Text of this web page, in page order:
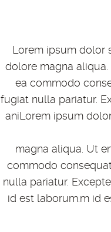
Lorem ipsum dolor
dolore magna
ea commodo
fugiat nulla pariatur.
aniLorem ipsum
magna aliqua. Ut
commodo
nulla pariatur.
id est laborum.m id